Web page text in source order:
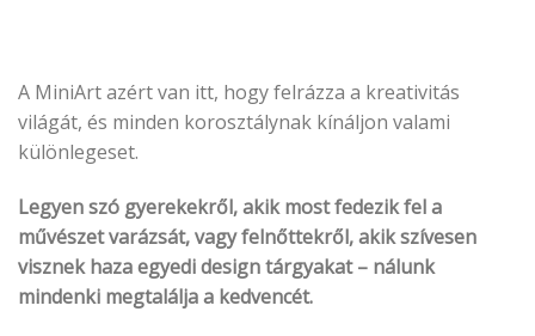
A MiniArt azért van itt, hogy felrázza a kreativitás
világát, és minden korosztálynak kínáljon valami
különlegeset.
Legyen szó gyerekekről, akik most fedezik fel a
művészet varázsát, vagy felnőttekről, akik szívesen
visznek haza egyedi design tárgyakat – nálunk
mindenki megtalálja a kedvencét.